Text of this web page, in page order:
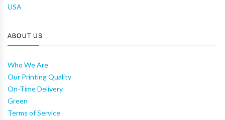
USA
ABOUT US
Who We Are
Our Printing Quality
On-Time Delivery
Green
Terms of Service